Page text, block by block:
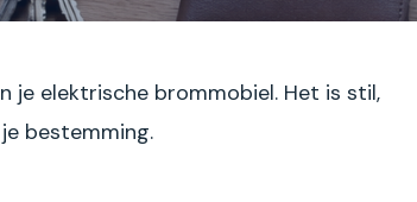
je elektrische brommobiel. Het is stil,
bestemming.